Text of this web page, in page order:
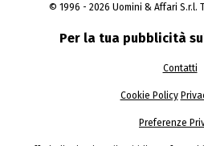
© 1996 - 2026 Uomini & Affari
Per la tua pubblicità
Contatti
Cookie Policy
Preferenze